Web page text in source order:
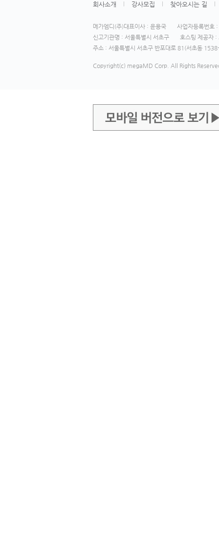
회사소개 강사모집 찾아오시는 길
메가엠디(주)대표이사 : 윤용국
사업자등록번
신고기관명 : 서울특별시 서초구
호스팅 제공자 :
주소 : 서울특별시 서초구 반포대로 81(서초동
Copyright(c) megaMD Corp. All Rights